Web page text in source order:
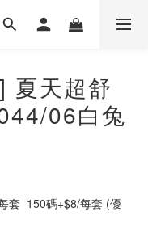
夏天超舒
06白兔
套  150碼+$8/每套 (優